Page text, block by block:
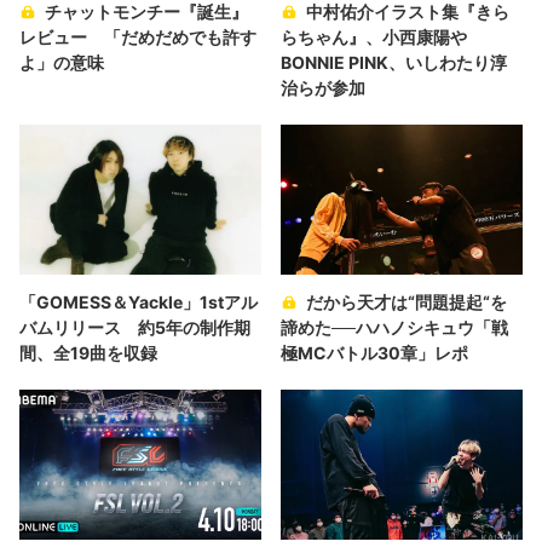
チャットモンチー『誕生』
レビュー 「だめだめでも許す
よ」の意味
中村佑介イラスト集『きら
らちゃん』、小西康陽や
BONNIE PINK、いしわたり淳
治らが参加
「GOMESS＆Yackle」1stアル
バムリリース 約5年の制作期
間、全19曲を収録
だから天才は“問題提起“を
諦めた──ハハノシキュウ「戦
極MCバトル30章」レポ